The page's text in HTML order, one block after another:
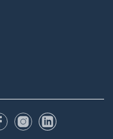
FacebookInstagram
LinkedIn